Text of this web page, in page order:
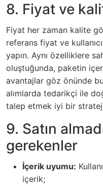
8. Fiyat ve
Fiyat her zaman kalite
referans fiyat ve
yapın. Aynı özelliklere
oluştuğunda, paketin
avantajlar göz önünde
alımlarda tedarikçi ile
talep etmek iyi bir
9. Satın
gerekenler
İçerik uyumu:
içerik;